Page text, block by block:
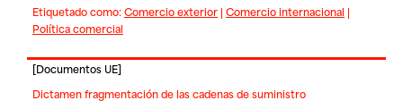
Etiquetado como:Comercio exterior| Comercio internacional |
Política comercial
[Documentos UE]
Dictamen fragmentación de las cadenas de suministro